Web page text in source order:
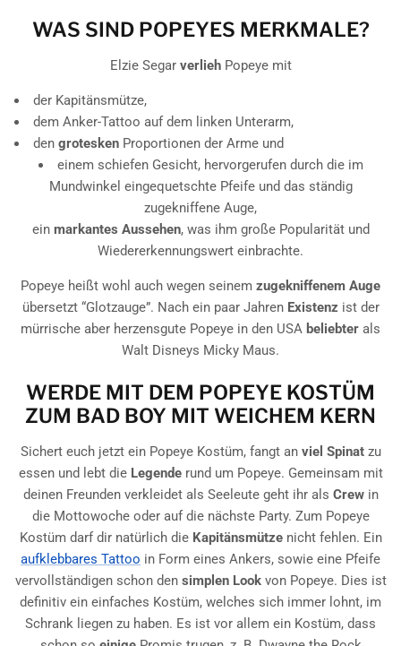
WAS SIND POPEYES MERKMALE?
Elzie Segar verliehPopeye mit
der Kapitänsmütze,
dem Anker-Tattoo auf dem linken Unterarm,
den grotesken Proportionen der Arme und
einem schiefen Gesicht, hervorgerufen durch die im
Mundwinkel eingequetschte Pfeife und das ständig
zugekniffene Auge,
ein markantes Aussehen, was ihm große Popularität und
Wiedererkennungswert einbrachte.
Popeye heißt wohl auch wegen seinem zugekniffenem Auge
übersetzt “Glotzauge”. Nach ein paar Jahren Existenz ist der
mürrische aber herzensgute Popeye in den USA beliebter als
Walt Disneys Micky Maus.
WERDE MIT DEM POPEYE KOSTÜM
ZUM BAD BOY MIT WEICHEM KERN
Sichert euch jetzt ein Popeye Kostüm, fangt an viel Spinatzu
essen und lebt die Legenderund um Popeye. Gemeinsam mit
deinen Freunden verkleidet als Seeleute geht ihr als Crewin
die Mottowoche oder auf die nächste Party. Zum Popeye
Kostüm darf dir natürlich die Kapitänsmützenicht fehlen. Ein
aufklebbares Tattoo in Form eines Ankers, sowie eine Pfeife
vervollständigen schon den simplen Lookvon Popeye. Dies ist
definitiv ein einfaches Kostüm, welches sich immer lohnt, im
Schrank liegen zu haben. Es ist vor allem ein Kostüm, dass